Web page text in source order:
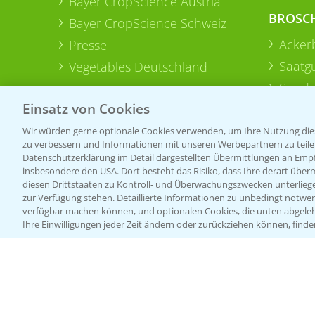
Bayer CropScience Schweiz
Presse
Vegetables Deutschland
Einsatz von Cookies
Wir würden gerne optionale Cookies verwenden, um Ihre Nutzung
zu verbessern und Informationen mit unseren Werbepartnern zu
Datenschutzerklärung im Detail dargestellten Übermittlungen an
insbesondere den USA. Dort besteht das Risiko, dass Ihre derart
diesen Drittstaaten zu Kontroll- und Überwachungszwecken
zur Verfügung stehen. Detaillierte Informationen zu unbedingt
verfügbar machen können, und optionalen Cookies, die unten
Ihre Einwilligungen jeder Zeit ändern oder zurückziehen können,